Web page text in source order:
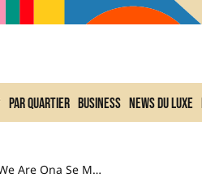
Par quartier Business News du Luxe
Alaïa Et Le Studio We Are Ona Se Mettent À Table